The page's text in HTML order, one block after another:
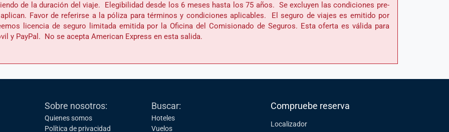
de la duración del viaje. Elegibilidad desde los 6 meses hasta los 75 años. Se excluyen las condiciones pre-
Favor de referirse a la póliza para términos y condiciones aplicables. El seguro de viajes es emitido por
licencia de seguro limitada emitida por la Oficina del Comisionado de Seguros. Esta oferta es válida para
y PayPal. No se acepta American Express en esta salida.
Sobre nosotros:
Quienes somos
Política de privacidad
Buscar:
Hoteles
Vuelos
Compruebe reserva
Localizador